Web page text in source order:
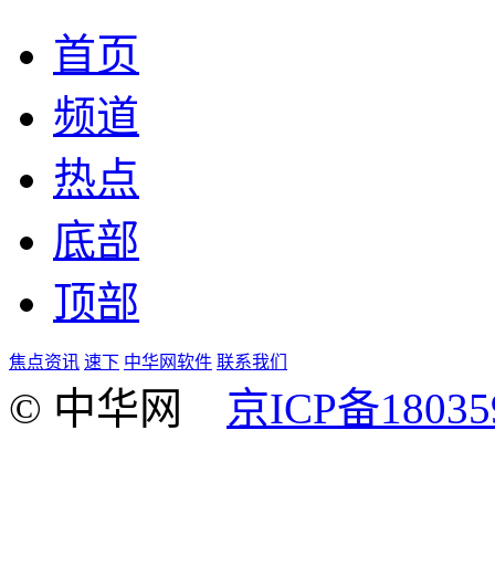
首页
频道
热点
底部
顶部
焦点资讯 速下 中华网软件 联系我们
© 中华网 京ICP备